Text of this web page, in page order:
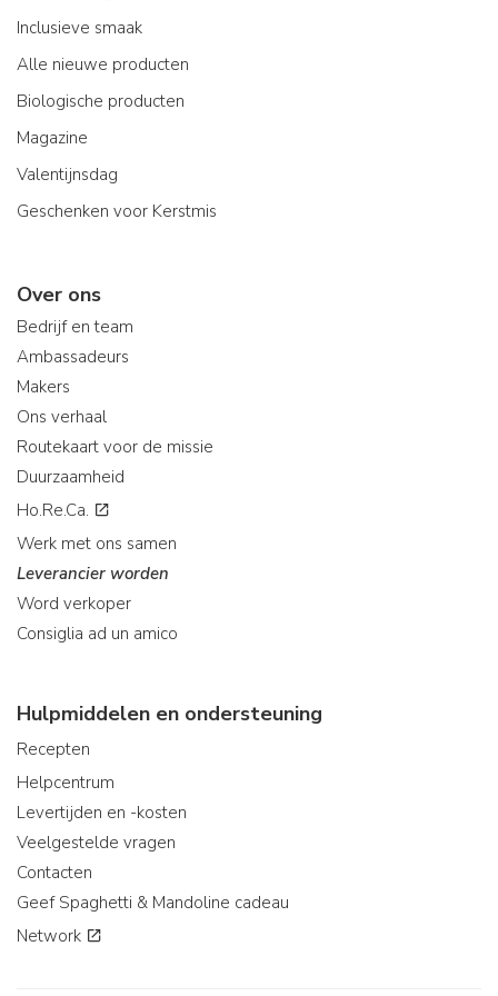
Inclusieve smaak
Alle nieuwe producten
Biologische producten
Magazine
Valentijnsdag
Geschenken voor Kerstmis
Over ons
Bedrijf en team
Ambassadeurs
Makers
Ons verhaal
Routekaart voor de missie
Duurzaamheid
Ho.Re.Ca.
Werk met ons samen
Leverancier worden
Word verkoper
Consiglia ad un amico
Hulpmiddelen en ondersteuning
Recepten
Helpcentrum
Levertijden en -kosten
Veelgestelde vragen
Contacten
Geef Spaghetti & Mandoline cadeau
Network